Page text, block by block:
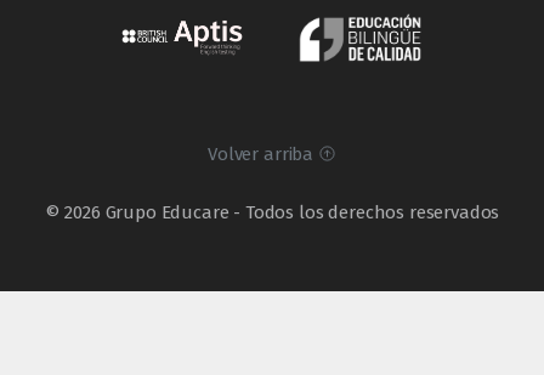
Volver arriba
© 2026 Grupo Educare - Todos los derechos reservados